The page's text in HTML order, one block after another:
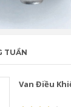
TUẦN
Van Điều